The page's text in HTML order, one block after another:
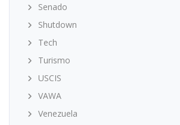
Senado
Shutdown
Tech
Turismo
USCIS
VAWA
Venezuela